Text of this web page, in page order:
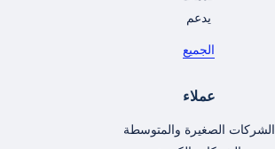
يدعم
الجميع
عملاء
الشركات الصغيرة والمتوسطة